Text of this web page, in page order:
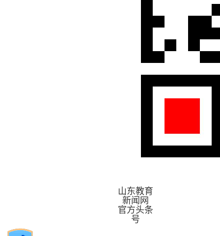
山东教育
新闻网
官方头条
号